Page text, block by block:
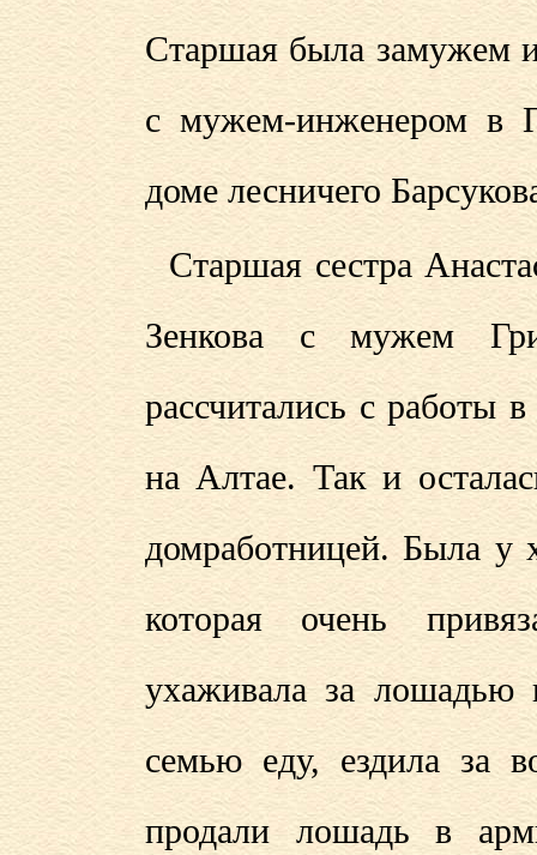
Старшая была замужем
с мужем-инженером в
доме лесничего
Старшая сестра
Зенкова с мужем
рассчитались с работы
на Алтае. Так и
домработницей. Была у
которая очень
ухаживала за лошадью
семью еду,ездила за
продали лошадь в